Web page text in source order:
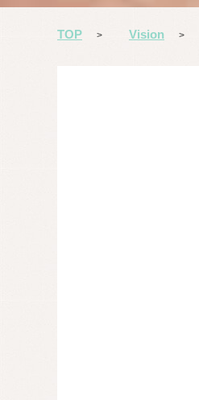
TOP > Vision >